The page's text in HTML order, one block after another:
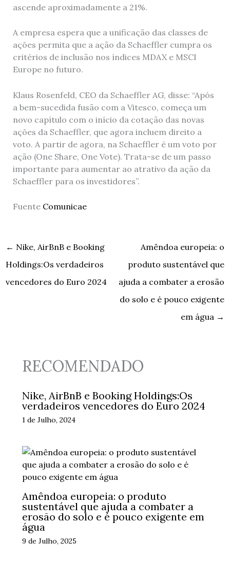
ascende aproximadamente a 21%.
A empresa espera que a unificação das classes de
ações permita que a ação da Schaeffler cumpra os
critérios de inclusão nos índices MDAX e MSCI
Europe no futuro.
Klaus Rosenfeld, CEO da Schaeffler AG, disse: “Após
a bem-sucedida fusão com a Vitesco, começa um
novo capítulo com o início da cotação das novas
ações da Schaeffler, que agora incluem direito a
voto. A partir de agora, na Schaeffler é um voto por
ação (One Share, One Vote). Trata-se de um passo
importante para aumentar ao atrativo da ação da
Schaeffler para os investidores”.
Fuente Comunicae
← Nike, AirBnB e Booking
Holdings:Os verdadeiros
vencedores do Euro 2024
Amêndoa europeia: o
produto sustentável que
ajuda a combater a erosão
do solo e é pouco exigente
em água →
RECOMENDADO
Nike, AirBnB e Booking Holdings:Os
verdadeiros vencedores do Euro 2024
1 de Julho, 2024
Amêndoa europeia: o produto
sustentável que ajuda a combater a
erosão do solo e é pouco exigente em
água
9 de Julho, 2025